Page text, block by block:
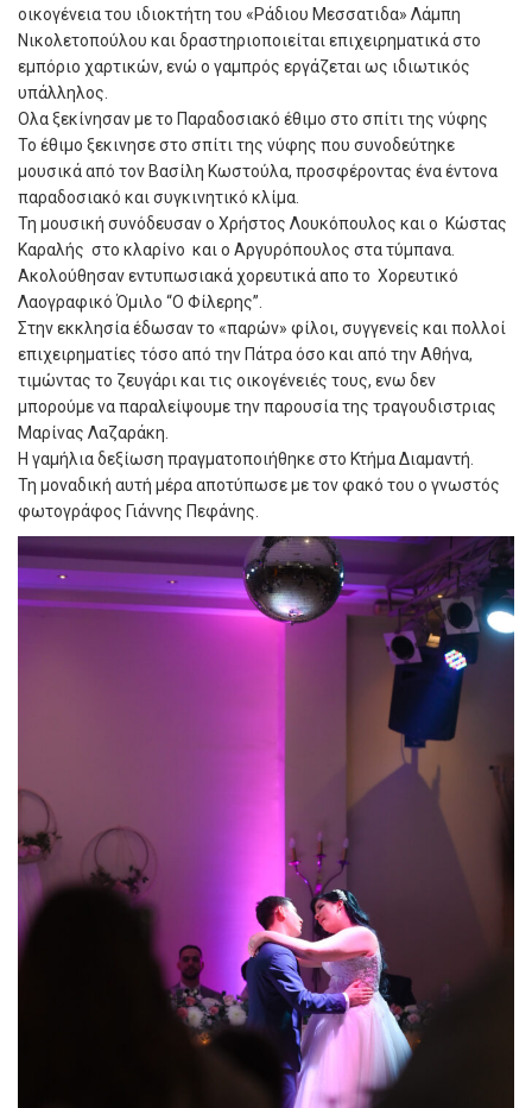
οικογένεια του ιδιοκτήτη του «Ράδιου Μεσσατιδα» Λάμπη
Νικολετοπούλου και δραστηριοποιείται επιχειρηματικά στο
εμπόριο χαρτικών, ενώ ο γαμπρός εργάζεται ως ιδιωτικός
υπάλληλος.
Ολα ξεκίνησαν με το Παραδοσιακό έθιμο στο σπίτι της νύφης
Το έθιμο ξεκινησε στο σπίτι της νύφης που συνοδεύτηκε
μουσικά από τον Βασίλη Κωστούλα, προσφέροντας ένα έντονα
παραδοσιακό και συγκινητικό κλίμα.
Τη μουσική συνόδευσαν ο Χρήστος Λουκόπουλος και ο Κώστας
Καραλής στο κλαρίνο και ο Αργυρόπουλος στα τύμπανα.
Ακολούθησαν εντυπωσιακά χορευτικά απο το Χορευτικό
Λαογραφικό Όμιλο “Ο Φίλερης”.
Στην εκκλησία έδωσαν το «παρών» φίλοι, συγγενείς και πολλοί
επιχειρηματίες τόσο από την Πάτρα όσο και από την Αθήνα,
τιμώντας το ζευγάρι και τις οικογένειές τους, ενω δεν
μπορούμε να παραλείψουμε την παρουσία της τραγουδιστριας
Μαρίνας Λαζαράκη.
Η γαμήλια δεξίωση πραγματοποιήθηκε στο Κτήμα Διαμαντή.
Τη μοναδική αυτή μέρα αποτύπωσε με τον φακό του ο γνωστός
φωτογράφος Γιάννης Πεφάνης.